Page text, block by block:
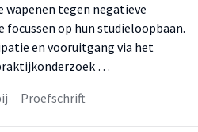
tegen negatieve
op hun studieloopbaan.
en vooruitgang via het
…
Proefschrift